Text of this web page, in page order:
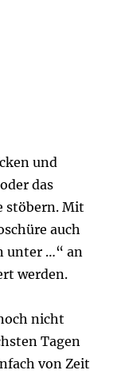
und
das
stöbern. Mit
auch
unter …“ an
werden.
nicht
Tagen
von Zeit